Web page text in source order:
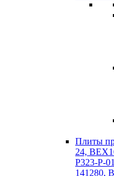
Плиты
24,
Р323-Р-
141280,